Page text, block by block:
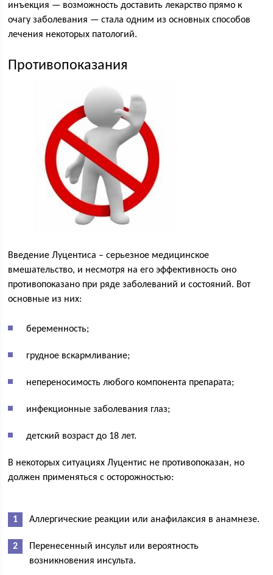
инъекция — возможность доставить лекарство прямо к
очагу заболевания — стала одним из основных способов
лечения некоторых патологий.
Противопоказания
Введение Луцентиса – серьезное медицинское
вмешательство, и несмотря на его эффективность оно
противопоказано при ряде заболеваний и состояний. Вот
основные из них:
беременность;
грудное вскармливание;
непереносимость любого компонента препарата;
инфекционные заболевания глаз;
детский возраст до 18 лет.
В некоторых ситуациях Луцентис не противопоказан, но
должен применяться с осторожностью:
Аллергические реакции или анафилаксия в анамнезе.
Перенесенный инсульт или вероятность
возникновения инсульта.